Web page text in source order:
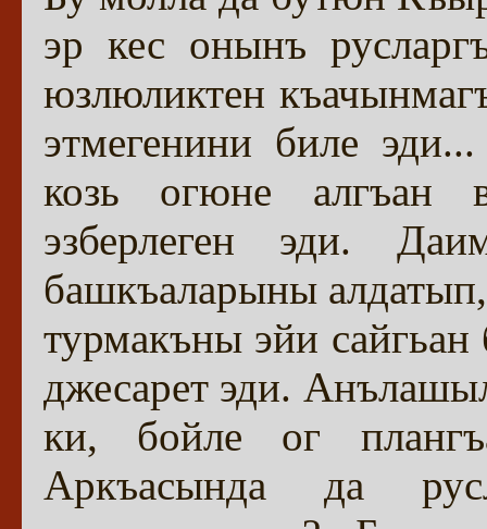
эр кес онынъ
юзлюликтен
этмегенини биле
козь огюне алгъан
эзберлеген эди.
башкъаларыны
турмакъны эйи
джесарет эди.
ки, бойле ог
Аркъасында да